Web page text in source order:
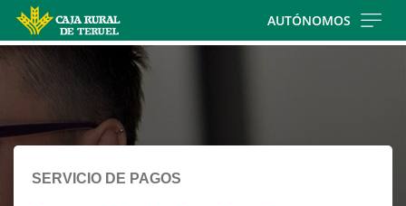
AUTÓNOMOS
Cargando
contenido,
favor
espere...
SERVICIO DE PAGOS